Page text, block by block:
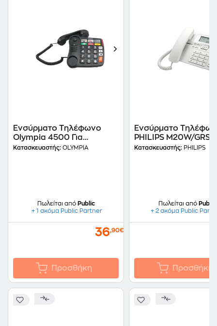
Ενσύρματο Τηλέφωνο
Olympia 4500 Για
Ηλικιωμένους - Black
Κατασκευαστής: OLYMPIA
Πωλείται από Public
+ 1 ακόμα Public Partner
36,90€
Προσθήκη
Ενσύρματο
PHILIPS M20W/GRS -
Λευκό
Κατασκευαστής: PHILIPS
Πωλείται από Public
+ 2 ακόμα Public
Προσθήκη